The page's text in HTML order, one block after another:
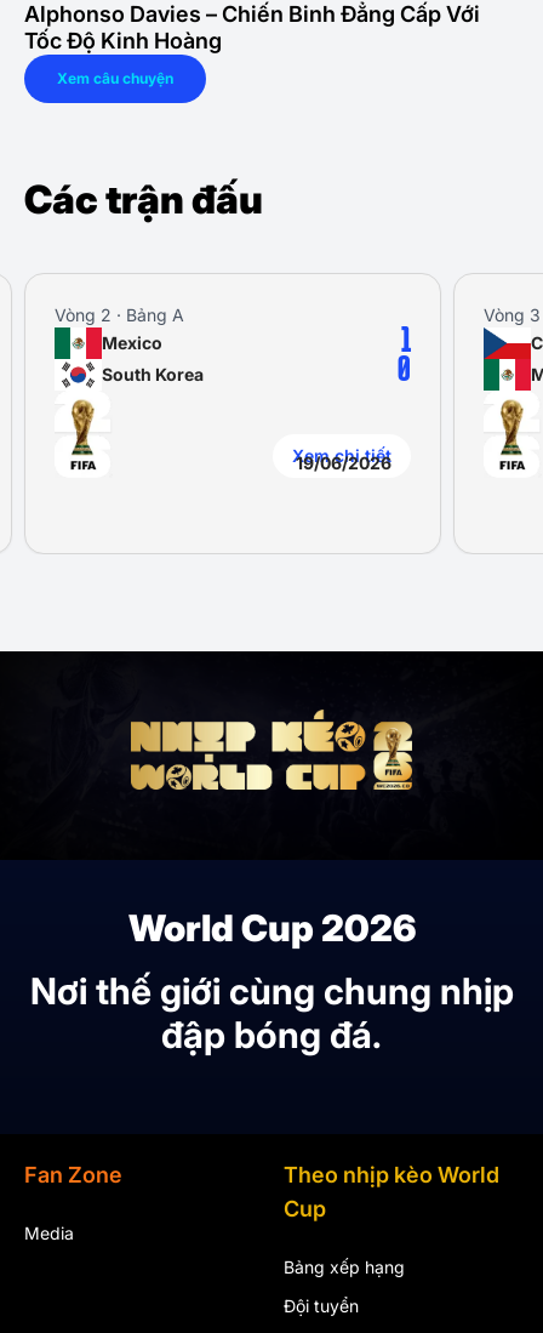
Alphonso Davies – Chiến Binh Đẳng Cấp Với
Tốc Độ Kinh Hoàng
Xem câu chuyện
Các trận đấu
Vòng 2 · Bảng A
19/06/2026
Mexico
South Korea
1
0
Xem chi tiết
Vòng 3
World Cup 2026
Nơi thế giới cùng chung nhịp
đập bóng đá.
Fan Zone
Media
Theo nhịp kèo World
Cup
Bảng xếp hạng
Đội tuyển